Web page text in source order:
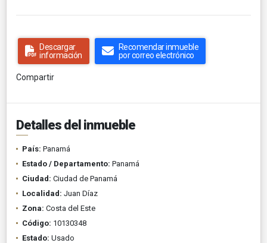
Descargar
información
Recomendar inmueble
por correo electrónico
Compartir
Detalles del inmueble
País: Panamá
Estado / Departamento: Panamá
Ciudad: Ciudad de Panamá
Localidad: Juan Díaz
Zona: Costa del Este
Código: 10130348
Estado: Usado